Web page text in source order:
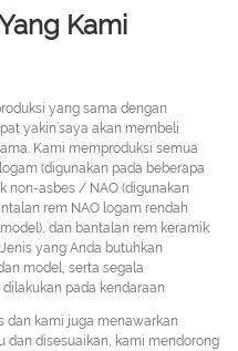
Kami
yang sama dengan
yakin’saya akan membeli
Kami memproduksi semua
(digunakan pada beberapa
non-asbes / NAO (digunakan
rem NAO logam rendah
dan bantalan rem keramik
yang Anda butuhkan
model, serta segala
pada kendaraan
dan kami juga menawarkan
dan disesuaikan, kami mendorong